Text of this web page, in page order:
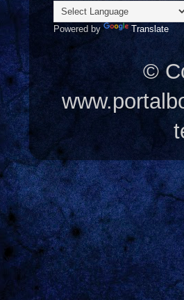
Powered by Translate
©